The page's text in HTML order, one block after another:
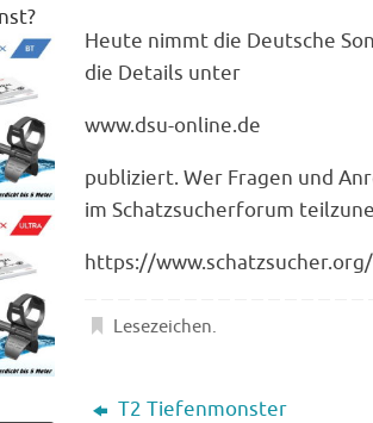
Heute nimmt die Deutsche
die Details unter
www.dsu-online.de
publiziert. Wer Fragen und
im Schatzsucherforum
https://
Lesezeichen.
T2 Tiefenmonster